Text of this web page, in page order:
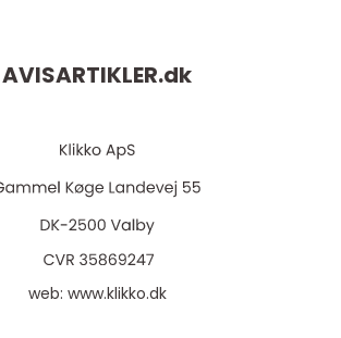
AVISARTIKLER.dk
web: www.klikko.dk